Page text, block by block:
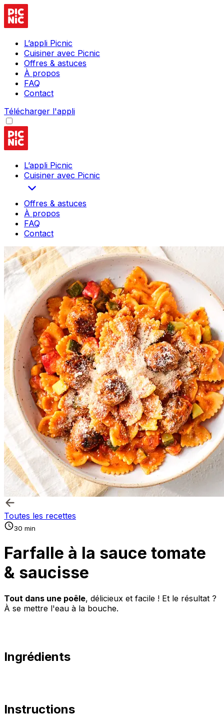
L’appli Picnic
Cuisiner avec Picnic
Offres & astuces
À propos
FAQ
Contact
Télécharger l'appli
L’appli Picnic
Cuisiner avec Picnic
Offres & astuces
À propos
FAQ
Contact
Toutes les recettes
30 min
Farfalle à la sauce tomate
& saucisse
Tout dans une poêle, délicieux et facile ! Et le résultat ?
À se mettre l'eau à la bouche.
Ingrédients
Instructions